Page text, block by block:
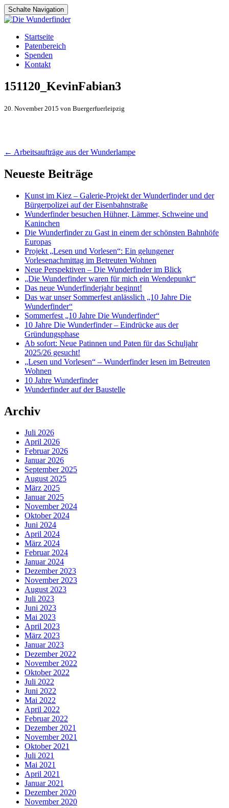
Schalte Navigation
Zum
Inhalt
springen
Startseite
Patenbereich
Spenden
Kontakt
151120_KevinFabian3
20. November 2015 von Buergerfuerleipzig
Artikel-
Navigation
← Arbeitsaufträge aus der Wunderlampe
Neueste Beiträge
Kunst im Kiez – Galerie-Projekt der Wunderfinder und der
Bürgerpolizei auf der Eisenbahnstraße
Wunderfinder besuchen Hühner, Lämmer, Schweine und
Kaninchen
Die Wunderfinder zu Gast in einem der schönsten Bahnhöfe
Europas
Projekt „Lesen und Vorlesen“: Ein gelungener
Vorlesenachmittag im Betreuten Wohnen
Neue Perspektiven – Die Wunderfinder im Blick
„Die Wunderfinder waren für mich ein Wendepunkt“
Das neue Wunderfinderjahr beginnt!
Das war unser Sommerfest anlässlich „10 Jahre Die
Wunderfinder“
Sommerfest „10 Jahre Die Wunderfinder“
10 Jahre Die Wunderfinder – Eindrücke aus der
Gründungsphase
Ab sofort: Neue Patinnen und Paten für das Schuljahr
2025/26 gesucht!
„Lesen und Vorlesen“ – Wunderfinder lesen im Betreuten
Wohnen
10 Jahre Wunderfinder
Wunderfinder auf der Baustelle
Archiv
Juli 2026
April 2026
Februar 2026
Januar 2026
September 2025
August 2025
März 2025
Januar 2025
November 2024
Oktober 2024
Juni 2024
April 2024
März 2024
Februar 2024
Januar 2024
Dezember 2023
November 2023
August 2023
Juli 2023
Juni 2023
Mai 2023
April 2023
März 2023
Januar 2023
Dezember 2022
November 2022
Oktober 2022
Juli 2022
Juni 2022
Mai 2022
April 2022
Februar 2022
Dezember 2021
November 2021
Oktober 2021
Juli 2021
Mai 2021
April 2021
Januar 2021
Dezember 2020
November 2020